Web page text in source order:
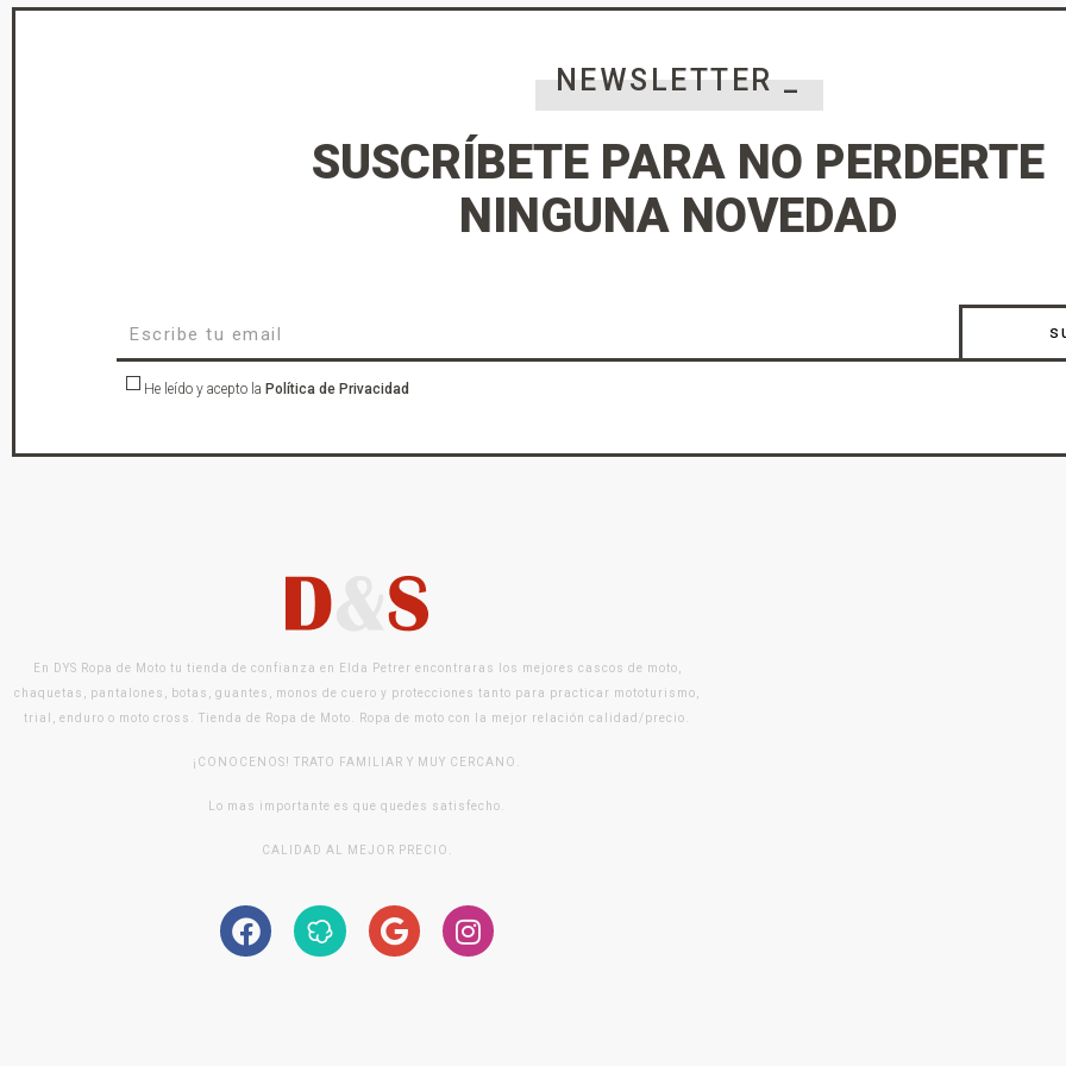
NEWSLETTER _
SUSCRÍBETE PARA NO PERDERTE
NINGUNA NOVEDAD
He leído y acepto la Política de Privacidad
En DYS Ropa de Moto tu tienda de confianza en Elda Petrer encontraras los mejores cascos de moto,
chaquetas, pantalones, botas, guantes, monos de cuero y protecciones tanto para practicar mototurismo,
trial, enduro o moto cross. Tienda de Ropa de Moto. Ropa de moto con la mejor relación calidad/precio.
¡CONOCENOS! TRATO FAMILIAR Y MUY CERCANO.
Lo mas importante es que quedes satisfecho.
CALIDAD AL MEJOR PRECIO.